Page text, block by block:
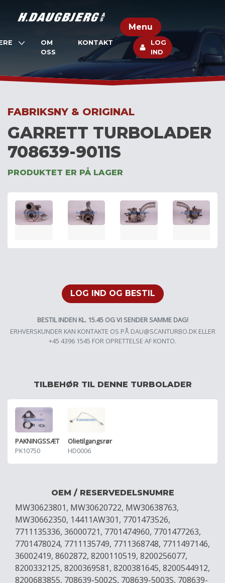
Menu
OM
OSS
KONTAKT
LOG
IND
FABRIKSNY & ORIGINAL
GARRETT TURBOLADER
708639-9011S
PRODUKTET ER PÅ LAGER
LOG IND OG BESTIL
BESTIL INDEN KL. 15.45 OG VI SENDER SAMME DAG!
ERHVERSKUNDER KAN KONTAKTE OS PÅ DAU@SCANTURBO.DKELLER
+45 4396 1545 FOR OPRETTELSE AF KONTO.
TILBEHØR TIL DENNE TURBOLADER
PAKNINGSSÆT
PK10750
Olietilgangsrør
HD0006
OEM / RESERVEDELSNUMRE
MW30623801, MW30620722, MW30638763,
MW30662350, 14411AW301, 7701473526,
7711135336, 36000721, 7701474960, 7701477263,
7701478024, 7711135749, 7711368748, 7711497146,
36002419, 8602872, 8200110519, 8200256077,
8200332125, 8200369581, 8200381645, 8200544912,
8200683855, 708639-5002S, 708639-5003S, 708639-